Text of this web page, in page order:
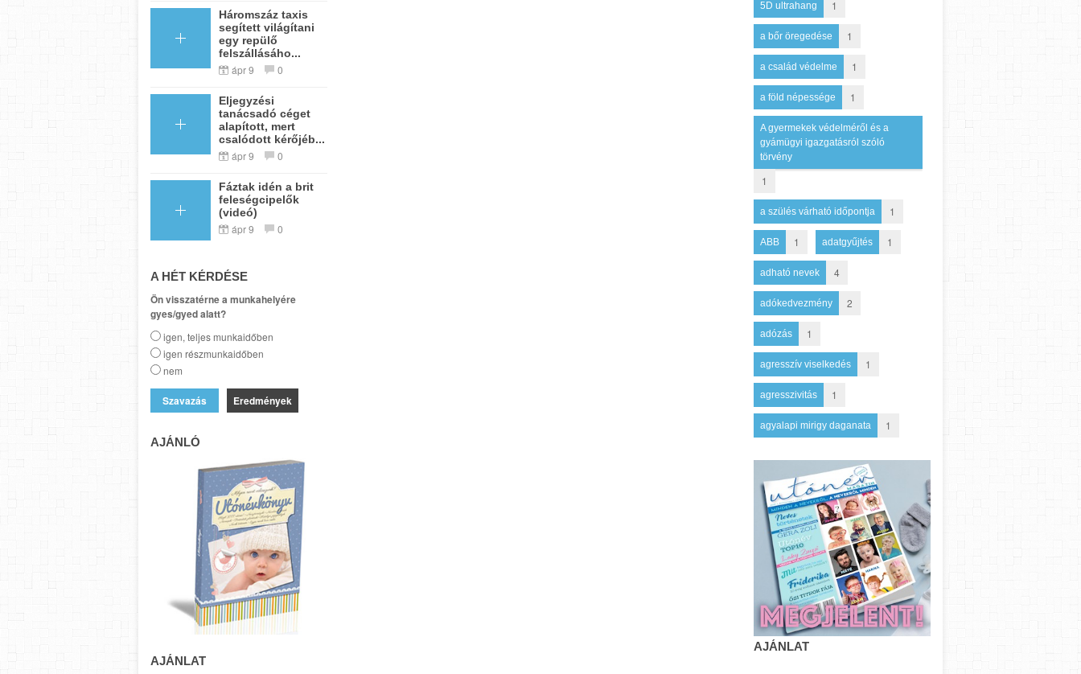
Háromszáz taxis
segített világítani
egy repülő
felszállásáho...
ápr 9 0
Eljegyzési
tanácsadó céget
alapított, mert
csalódott kérőjéb...
ápr 9 0
Fáztak idén a brit
feleségcipelők
(videó)
ápr 9 0
A HÉT KÉRDÉSE
Ön visszatérne a munkahelyére
gyes/gyed alatt?
igen, teljes munkaidőben
igen részmunkaidőben
nem
Eredmények
AJÁNLÓ
AJÁNLAT
5D ultrahang 1
a bőr öregedése 1
a család védelme 1
a föld népessége 1
A gyermekek védelméről és a
gyámügyi igazgatásról szóló
törvény
1
a szülés várható időpontja 1
ABB 1 adatgyűjtés 1
adható nevek 4
adókedvezmény 2
adózás 1
agresszív viselkedés 1
agresszivitás 1
agyalapi mirigy daganata 1
AJÁNLAT